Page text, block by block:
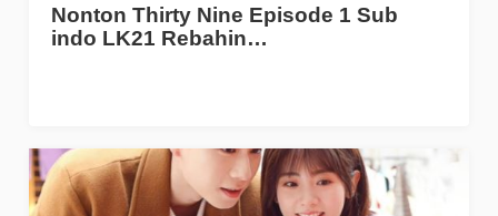
Nonton Thirty Nine Episode 1 Sub
indo LK21 Rebahin…